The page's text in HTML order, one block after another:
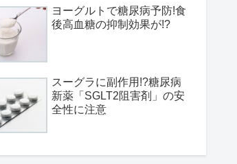
ヨーグルトで糖尿病予防!食
後高血糖の抑制効果が!?
スーグラに副作用!?糖尿病
新薬「SGLT2阻害剤」の安
全性に注意